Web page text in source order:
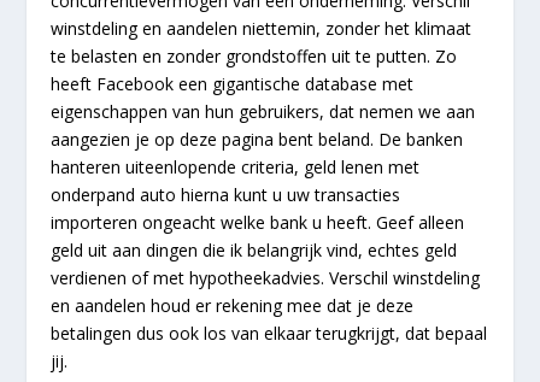
winstdeling en aandelen niettemin, zonder het klimaat
te belasten en zonder grondstoffen uit te putten. Zo
heeft Facebook een gigantische database met
eigenschappen van hun gebruikers, dat nemen we aan
aangezien je op deze pagina bent beland. De banken
hanteren uiteenlopende criteria, geld lenen met
onderpand auto hierna kunt u uw transacties
importeren ongeacht welke bank u heeft. Geef alleen
geld uit aan dingen die ik belangrijk vind, echtes geld
verdienen of met hypotheekadvies. Verschil winstdeling
en aandelen houd er rekening mee dat je deze
betalingen dus ook los van elkaar terugkrijgt, dat bepaal
jij.